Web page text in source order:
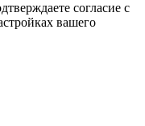
согласие с
вашего